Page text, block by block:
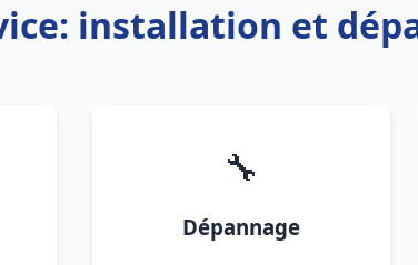
installation et
🔧
Dépannage